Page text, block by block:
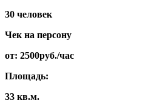
30 человек
Чек на персону
от: 2500руб./час
Площадь:
33 кв.м.